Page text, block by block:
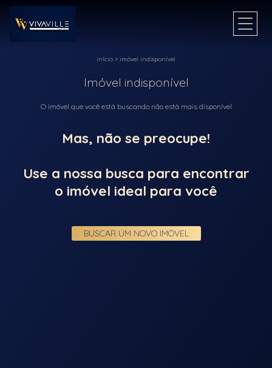
início > imóvel indisponível
Imóvel indisponível
O imóvel que você está buscando não está mais disponível
Mas, não se preocupe!
Use a nossa busca para encontrar
o imóvel ideal para você
BUSCAR UM NOVO IMÓVEL